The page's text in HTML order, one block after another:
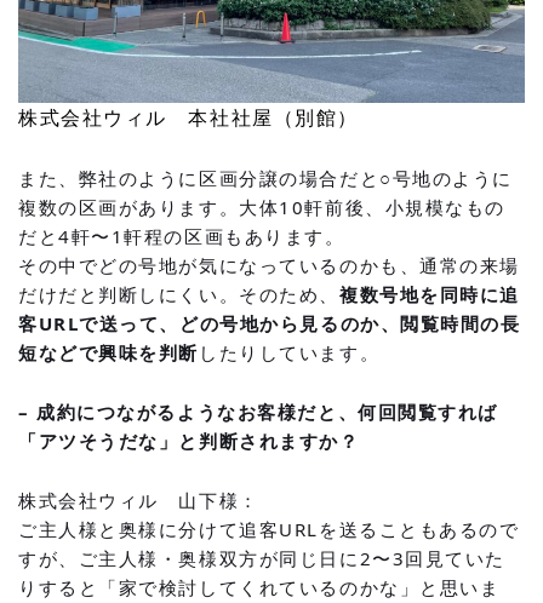
株式会社ウィル 本社社屋（別館）
また、弊社のように区画分譲の場合だと○号地のように
複数の区画があります。大体10軒前後、小規模なもの
だと4軒〜1軒程の区画もあります。
その中でどの号地が気になっているのかも、通常の来場
だけだと判断しにくい。そのため、 複数号地を同時に追
客URLで送って、どの号地から見るのか、閲覧時間の長
短などで興味を判断 したりしています。
– 成約につながるようなお客様だと、何回閲覧すれば
「アツそうだな」と判断されますか？
株式会社ウィル 山下様：
ご主人様と奥様に分けて追客URLを送ることもあるので
すが、ご主人様・奥様双方が同じ日に2〜3回見ていた
りすると「家で検討してくれているのかな」と思いま